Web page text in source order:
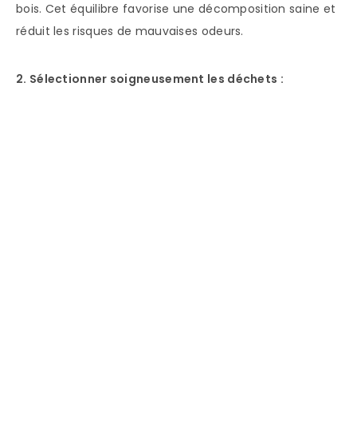
bois. Cet équilibre favorise une décomposition saine et
réduit les risques de mauvaises odeurs.
2. Sélectionner soigneusement les déchets :